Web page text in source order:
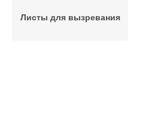
Листы для вызревания